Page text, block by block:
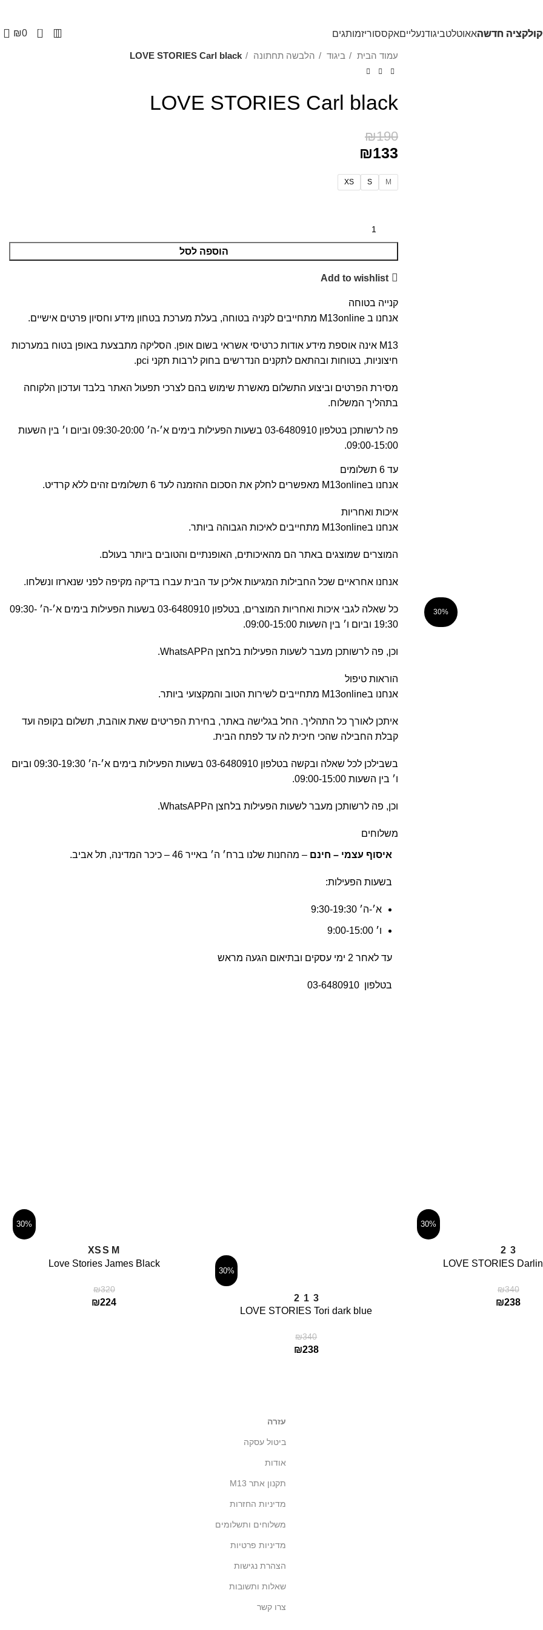
קולקציה חדשהאאוטלטביגודנעלייםאקססוריזמותגים 0
₪0
30%
עמוד הבית ביגוד הלבשה תחתונה LOVE STORIES Carl black
LOVE STORIES Carl black
₪190
₪133
M
S
XS
הוספה לסל
Add to wishlist
קנייה בטוחה
אנחנו ב M13online מתחייבים לקניה בטוחה, בעלת מערכת בטחון מידע וחסיון פרטים אישיים.
M13 אינה אוספת מידע אודות כרטיסי אשראי בשום אופן. הסליקה מתבצעת באופן בטוח במערכות
חיצוניות, בטוחות ובהתאם לתקנים הנדרשים בחוק לרבות תקני pci.
מסירת הפרטים וביצוע התשלום מאשרת שימוש בהם לצרכי תפעול האתר בלבד ועדכון הלקוחה
בתהליך המשלוח.
פה לרשותכן בטלפון 03-6480910 בשעות הפעילות בימים א׳-ה׳ 09:30-20:00 וביום ו׳ בין השעות
09:00-15:00.
וכן, מעבר לשעות הפעילות בלחצן הWhatsAPP.
עד 6 תשלומים
אנחנו בM13online מאפשרים לחלק את הסכום ההזמנה לעד 6 תשלומים זהים ללא קרדיט.
איכות ואחריות
אנחנו בM13online מתחייבים לאיכות הגבוהה ביותר.
המוצרים שמוצגים באתר הם מהאיכותים, האופנתיים והטובים ביותר בעולם.
אנחנו אחראיים שכל החבילות המגיעות אליכן עד הבית עברו בדיקה מקיפה לפני שנארזו ונשלחו.
כל שאלה לגבי איכות ואחריות המוצרים, בטלפון 03-6480910 בשעות הפעילות בימים א׳-ה׳ 09:30-
19:30 וביום ו׳ בין השעות 09:00-15:00.
וכן, פה לרשותכן מעבר לשעות הפעילות בלחצן הWhatsAPP.
הוראות טיפול
אנחנו בM13online מתחייבים לשירות הטוב והמקצועי ביותר.
איתכן לאורך כל התהליך. החל בגלישה באתר, בחירת הפריטים שאת אוהבת, תשלום בקופה ועד
קבלת החבילה שהכי חיכית לה עד לפתח הבית.
בשבילכן לכל שאלה ובקשה בטלפון 03-6480910 בשעות הפעילות בימים א׳-ה׳ 09:30-19:30 וביום
ו׳ בין השעות 09:00-15:00.
וכן, פה לרשותכן מעבר לשעות הפעילות בלחצן הWhatsAPP.
משלוחים
איסוף עצמי – חינם – מהחנות שלנו ברח׳ ה׳ באייר 46 – כיכר המדינה, תל אביב.
בשעות הפעילות:
א׳-ה׳ 9:30-19:30
ו׳ 9:00-15:00
עד לאחר 2 ימי עסקים ובתיאום הגעה מראש
בטלפון 03-6480910
30%
3
2
LOVE STORIES
₪340
₪238
30%
3
1
2
LOVE STORIES Tori dark blue
₪340
₪238
30%
M
S
XS
Love Stories James Black
₪320
₪224
עזרה
ביטול עסקה
אודות
תקנון אתר M13
מדיניות החזרות
משלוחים ותשלומים
מדיניות פרטיות
הצהרת נגישות
שאלות ותשובות
צרו קשר